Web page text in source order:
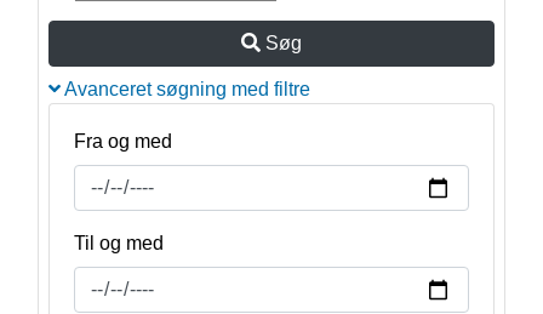
Søg
Avanceret søgning med filtre
Fra og med
Til og med